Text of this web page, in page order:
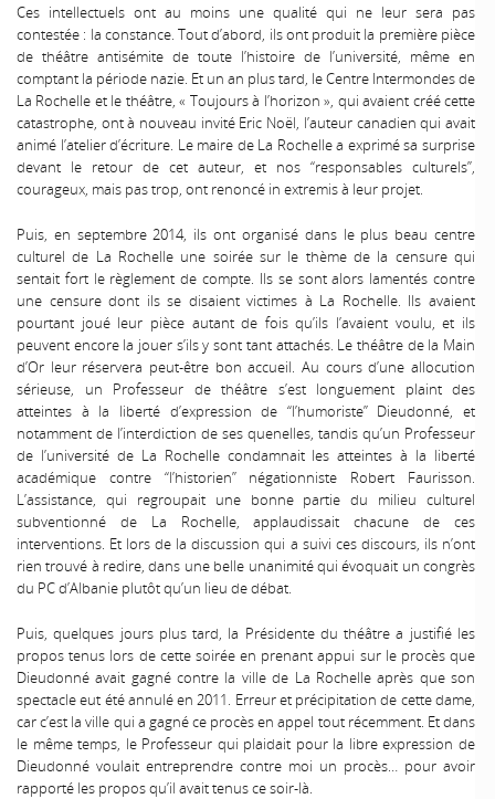
Ces intellectuels ont au moins une qualité qui ne leur sera pas
contestée : la constance. Tout d’abord, ils ont produit la première pièce
de théâtre antisémite de toute l’histoire de l’université, même en
comptant la période nazie. Et un an plus tard, le Centre Intermondes de
La Rochelle et le théâtre, « Toujours à l’horizon », qui avaient créé cette
catastrophe, ont à nouveau invité Eric Noël, l’auteur canadien qui avait
animé l’atelier d’écriture. Le maire de La Rochelle a exprimé sa surprise
devant le retour de cet auteur, et nos “responsables culturels”,
courageux, mais pas trop, ont renoncé in extremis à leur projet.
Puis, en septembre 2014, ils ont organisé dans le plus beau centre
culturel de La Rochelle une soirée sur le thème de la censure qui
sentait fort le règlement de compte. Ils se sont alors lamentés contre
une censure dont ils se disaient victimes à La Rochelle. Ils avaient
pourtant joué leur pièce autant de fois qu’ils l’avaient voulu, et ils
peuvent encore la jouer s’ils y sont tant attachés. Le théâtre de la Main
d’Or leur réservera peut-être bon accueil. Au cours d’une allocution
sérieuse, un Professeur de théâtre s’est longuement plaint des
atteintes à la liberté d’expression de “l’humoriste” Dieudonné, et
notamment de l’interdiction de ses quenelles, tandis qu’un Professeur
de l’université de La Rochelle condamnait les atteintes à la liberté
académique contre “l’historien” négationniste Robert Faurisson.
L’assistance, qui regroupait une bonne partie du milieu culturel
subventionné de La Rochelle, applaudissait chacune de ces
interventions. Et lors de la discussion qui a suivi ces discours, ils n’ont
rien trouvé à redire, dans une belle unanimité qui évoquait un congrès
du PC d’Albanie plutôt qu’un lieu de débat.
Puis, quelques jours plus tard, la Présidente du théâtre a justifié les
propos tenus lors de cette soirée en prenant appui sur le procès que
Dieudonné avait gagné contre la ville de La Rochelle après que son
spectacle eut été annulé en 2011. Erreur et précipitation de cette dame,
car c’est la ville qui a gagné ce procès en appel tout récemment. Et dans
le même temps, le Professeur qui plaidait pour la libre expression de
Dieudonné voulait entreprendre contre moi un procès… pour avoir
rapporté les propos qu’il avait tenus ce soir-là.